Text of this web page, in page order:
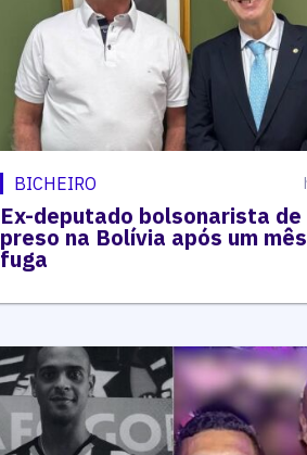
BICHEIRO
Ex-deputado bolsonarista de
preso na Bolívia após um
fuga